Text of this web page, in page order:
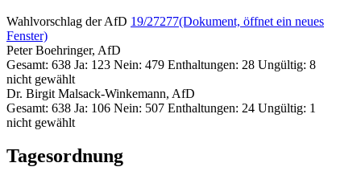
Wahlvorschlag der AfD 19/27277(Dokument, öffnet ein neues
Fenster)
Peter Boehringer, AfD
Gesamt: 638 Ja: 123 Nein: 479 Enthaltungen: 28 Ungültig: 8
nicht gewählt
Dr. Birgit Malsack-Winkemann, AfD
Gesamt: 638 Ja: 106 Nein: 507 Enthaltungen: 24 Ungültig: 1
nicht gewählt
Tagesordnung